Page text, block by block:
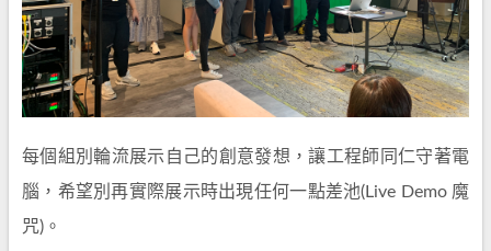
每個組別輪流展示自己的創意發想，讓工程師同仁守著電
腦，希望別再實際展示時出現任何一點差池(Live Demo 魔
咒)。